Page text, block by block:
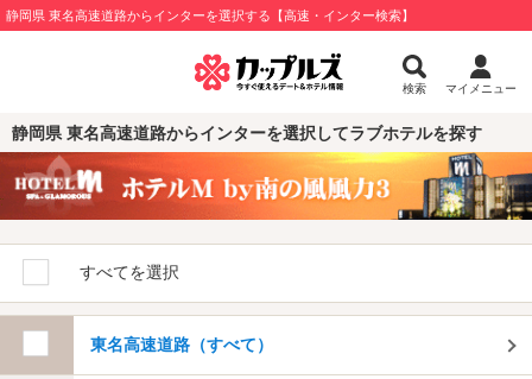
静岡県 東名高速道路からインターを選択する【高速・インター検索】
検索 マイメニュー
静岡県 東名高速道路からインターを選択してラブホテルを探す
すべてを選択
東名高速道路（すべて）